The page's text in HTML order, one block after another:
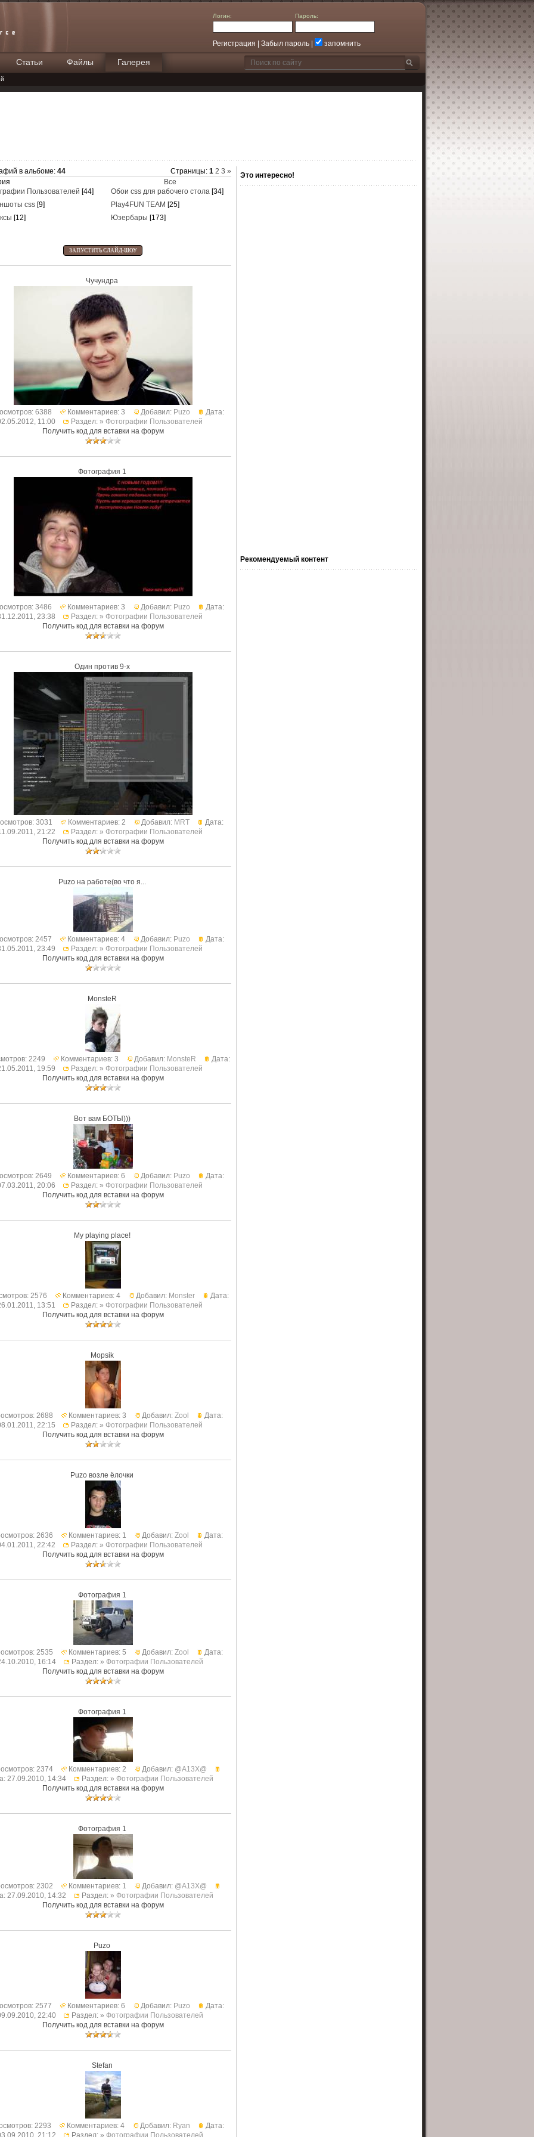
Логин: Пароль:
Регистрация Забыл пароль| запомнить
Статьи Файлы Галерея
Поиск
Это интересно!
Рекомендуемый контент
в альбоме: 44 Страницы: 1 2 3 »
Все
Пользователей [44] Обои css для рабочего стола [34]
css [9] Play4FUN TEAM [25]
[12] Юзербары [173]
Чучундра
6388 Комментариев: 3 Добавил: Puzo
Дата:
11:00
Раздел: » Фотографии Пользователей
Получить код для вставки на форум
Фотография 1
3486 Комментариев: 3 Добавил: Puzo
Дата:
23:38
Раздел: » Фотографии Пользователей
Получить код для вставки на форум
Один против 9-х
3031 Комментариев: 2 Добавил: MRT
Дата:
21:22
Раздел: » Фотографии Пользователей
Получить код для вставки на форум
Puzo на работе(во что я...
2457 Комментариев: 4 Добавил: Puzo
Дата:
23:49
Раздел: » Фотографии Пользователей
Получить код для вставки на форум
MonsteR
2249 Комментариев: 3 Добавил: MonsteR
Дата:
19:59
Раздел: » Фотографии Пользователей
Получить код для вставки на форум
Вот вам БОТЫ)))
2649 Комментариев: 6 Добавил: Puzo
Дата:
20:06
Раздел: » Фотографии Пользователей
Получить код для вставки на форум
My playing place!
2576 Комментариев: 4 Добавил: Monster
Дата:
13:51
Раздел: » Фотографии Пользователей
Получить код для вставки на форум
Mopsik
2688 Комментариев: 3 Добавил: Zool
Дата:
22:15
Раздел: » Фотографии Пользователей
Получить код для вставки на форум
Puzo возле ёлочки
2636 Комментариев: 1 Добавил: Zool
Дата:
22:42
Раздел: » Фотографии Пользователей
Получить код для вставки на форум
Фотография 1
2535 Комментариев: 5 Добавил: Zool
Дата:
16:14
Раздел: » Фотографии Пользователей
Получить код для вставки на форум
Фотография 1
2374 Комментариев: 2 Добавил: @A13X@
27.09.2010, 14:34
Раздел: » Фотографии Пользователей
Получить код для вставки на форум
Фотография 1
2302 Комментариев: 1 Добавил: @A13X@
27.09.2010, 14:32
Раздел: » Фотографии Пользователей
Получить код для вставки на форум
Puzo
2577 Комментариев: 6 Добавил: Puzo
Дата:
22:40
Раздел: » Фотографии Пользователей
Получить код для вставки на форум
Stefan
2293 Комментариев: 4 Добавил: Ryan
Дата:
21:12
Раздел: » Фотографии Пользователей